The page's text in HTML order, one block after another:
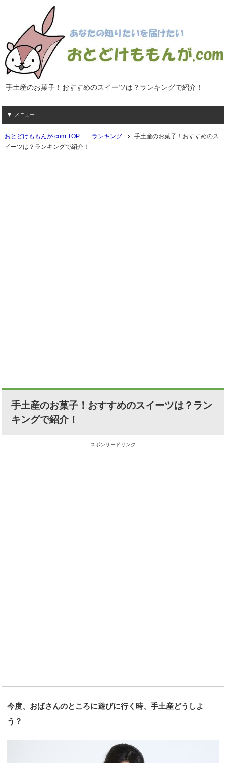
手土産のお菓子！おすすめのスイーツは？ランキングで紹介！
メニュー
おとどけももんが.com TOP ランキング
手土産のお菓子！おすすめのス
イーツは？ランキングで紹介！
手土産のお菓子！おすすめのスイーツは？ラン
キングで紹介！
スポンサードリンク
今度、おばさんのところに遊びに行く時、手土産どうしよ
う？